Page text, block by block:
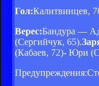
Гол:Калитвинцев,
Верес:Бандура —
(Сергийчук, 65).
(Кабаев, 72)- Юри